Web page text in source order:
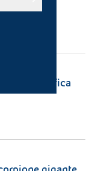
cosa significa